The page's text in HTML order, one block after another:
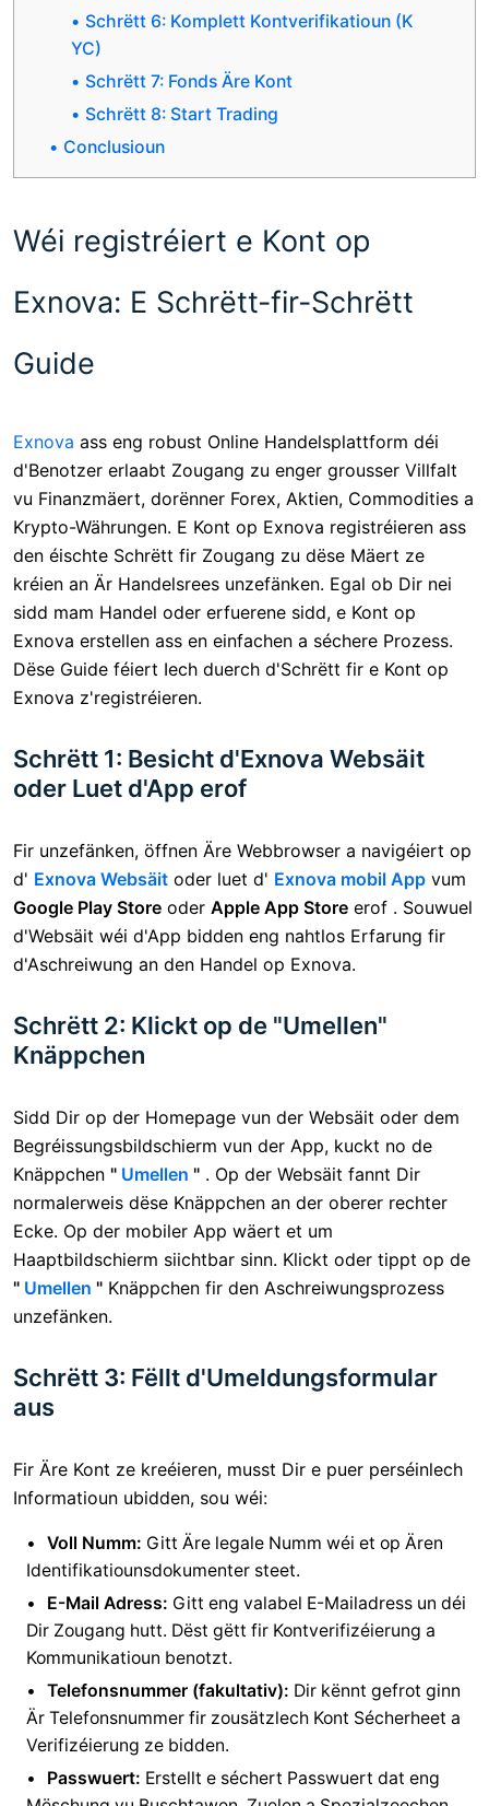
Schrëtt 6: Komplett Kontverifikatioun (K
YC)
Schrëtt 7: Fonds Äre Kont
Schrëtt 8: Start Trading
Conclusioun
Wéi registréiert e Kont op
Exnova: E Schrëtt-fir-Schrëtt
Guide
Exnova ass eng robust Online Handelsplattform déi
d'Benotzer erlaabt Zougang zu enger grousser Villfalt
vu Finanzmäert, dorënner Forex, Aktien, Commodities a
Krypto-Währungen. E Kont op Exnova registréieren ass
den éischte Schrëtt fir Zougang zu dëse Mäert ze
kréien an Är Handelsrees unzefänken. Egal ob Dir nei
sidd mam Handel oder erfuerene sidd, e Kont op
Exnova erstellen ass en einfachen a séchere Prozess.
Dëse Guide féiert Iech duerch d'Schrëtt fir e Kont op
Exnova z'registréieren.
Schrëtt 1: Besicht d'Exnova Websäit
oder Luet d'App erof
Fir unzefänken, öffnen Äre Webbrowser a navigéiert op
d' Exnova Websäit oder luet d' Exnova mobil App vum
Google Play Store oder Apple App Store erof . Souwuel
d'Websäit wéi d'App bidden eng nahtlos Erfarung fir
d'Aschreiwung an den Handel op Exnova.
Schrëtt 2: Klickt op de "Umellen"
Knäppchen
Sidd Dir op der Homepage vun der Websäit oder dem
Begréissungsbildschierm vun der App, kuckt no de
Knäppchen " Umellen " . Op der Websäit fannt Dir
normalerweis dëse Knäppchen an der oberer rechter
Ecke. Op der mobiler App wäert et um
Haaptbildschierm siichtbar sinn. Klickt oder tippt op de
" Umellen " Knäppchen fir den Aschreiwungsprozess
unzefänken.
Schrëtt 3: Fëllt d'Umeldungsformular
aus
Fir Äre Kont ze kreéieren, musst Dir e puer perséinlech
Informatioun ubidden, sou wéi:
Voll Numm: Gitt Äre legale Numm wéi et op Ären
Identifikatiounsdokumenter steet.
E-Mail Adress: Gitt eng valabel E-Mailadress un déi
Dir Zougang hutt. Dëst gëtt fir Kontverifizéierung a
Kommunikatioun benotzt.
Telefonsnummer (fakultativ): Dir kënnt gefrot ginn
Är Telefonsnummer fir zousätzlech Kont Sécherheet a
Verifizéierung ze bidden.
Passwuert: Erstellt e séchert Passwuert dat eng